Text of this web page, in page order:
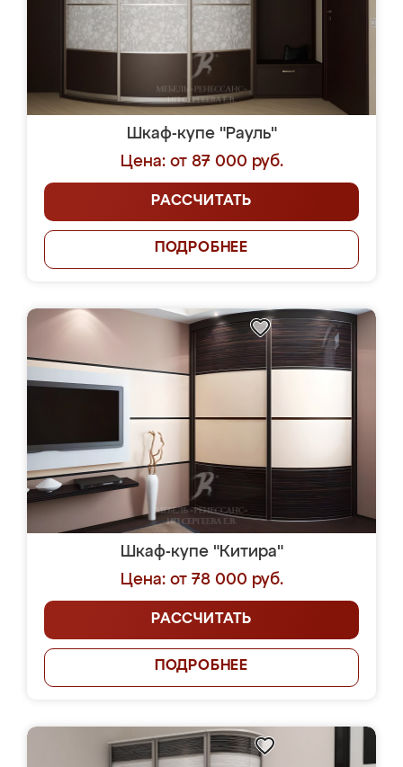
Шкаф-купе "Рауль"
Цена: от 87 000 руб.
РАССЧИТАТЬ
ПОДРОБНЕЕ
Шкаф-купе "Китира"
Цена: от 78 000 руб.
РАССЧИТАТЬ
ПОДРОБНЕЕ